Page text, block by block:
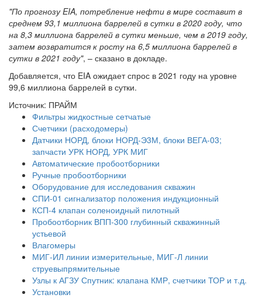
"По прогнозу EIA, потребление нефти в мире составит в
среднем 93,1 миллиона баррелей в сутки в 2020 году, что
на 8,3 миллиона баррелей в сутки меньше, чем в 2019 году,
затем возвратится к росту на 6,5 миллиона баррелей в
сутки в 2021 году", – сказано в докладе.
Добавляется, что EIA ожидает спрос в 2021 году на уровне
99,6 миллиона баррелей в сутки.
Источник: ПРАЙМ
Фильтры жидкостные сетчатые
Счетчики (расходомеры)
Датчики НОРД, блоки НОРД-Э3М, блоки ВЕГА-03;
запчасти УРК НОРД, УРК МИГ
Автоматические пробоотборники
Ручные пробоотборники
Оборудование для исследования скважин
СПИ-01 сигнализатор положения индукционный
КСП-4 клапан соленоидный пилотный
Пробоотборник ВПП-300 глубинный скважинный
устьевой
Влагомеры
МИГ-ИЛ линии измерительные, МИГ-Л линии
струевыпрямительные
Узлы к АГЗУ Спутник: клапана КМР, счетчики ТОР и т.д.
Установки